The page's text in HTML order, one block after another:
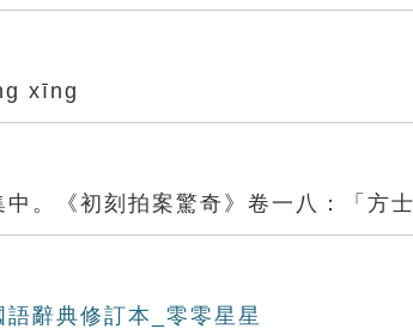
xīng
。《初刻拍案驚奇》卷一八：「方
辭典修訂本_零零星星